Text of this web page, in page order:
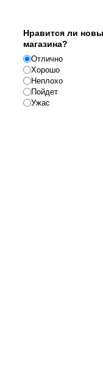
Нравится ли
магазина?
Отлично
Хорошо
Неплохо
Пойдет
Ужас